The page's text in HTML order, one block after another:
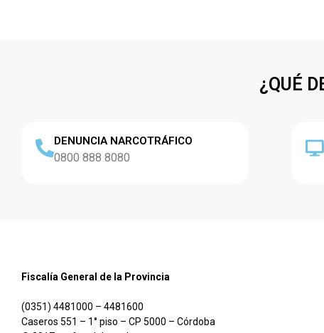
¿QUÉ
DENUNCIA NARCOTRÁFICO
0800 888 8080
Fiscalía General de la Provincia
(0351) 4481000 – 4481600
Caseros 551 – 1° piso – CP 5000 – Córdoba